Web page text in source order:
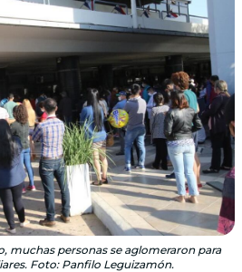
muchas personas se aglomeraron para
Foto: Panfilo Leguizamón.